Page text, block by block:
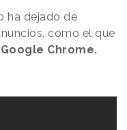
ha dejado de
como el que
Google Chrome.